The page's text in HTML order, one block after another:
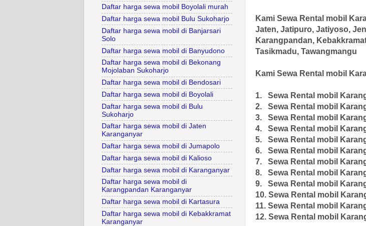
Kami Sewa Rental mobil
Jaten, Jatipuro, Jatiyoso,
Karangpandan,
Tasikmadu, Tawangmangu
Kami Sewa Rental mobil
1. Sewa Rental mobil
2. Sewa Rental mobil
3. Sewa Rental mobil
4. Sewa Rental mobil
5. Sewa Rental mobil
6. Sewa Rental mobil
7. Sewa Rental mobil
8. Sewa Rental mobil
9. Sewa Rental mobil
10. Sewa Rental mobil
11. Sewa Rental mobil
12. Sewa Rental mobil
Daftar harga sewa mobil Boyolali murah
Daftar harga sewa mobil Bulu Sukoharjo
Daftar harga sewa mobil di Banjarsari
Solo
Daftar harga sewa mobil di Banyudono
Daftar harga sewa mobil di Bekonang
Mojolaban Sukoharjo
Daftar harga sewa mobil di Bendosari
Daftar harga sewa mobil di Boyolali
Daftar harga sewa mobil di Bulu
Sukoharjo
Daftar harga sewa mobil di Jaten
Karanganyar
Daftar harga sewa mobil di Jumapolo
Daftar harga sewa mobil di Kalioso
Daftar harga sewa mobil di Karanganyar
Daftar harga sewa mobil di
Karangpandan Karanganyar
Daftar harga sewa mobil di Kartasura
Daftar harga sewa mobil di Kebakkramat
Karanganyar